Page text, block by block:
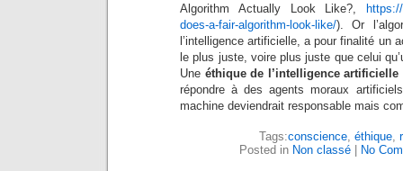
Algorithm Actually Look Like?,
does-a-fair-algorithm-look-like/). Or
l’intelligence artificielle, a pour finalité un
le plus juste, voire plus juste que celui
Une éthique de l’intelligence artificielle
répondre à des agents moraux
machine deviendrait responsable mais
Tags:conscience, éthique,
Posted in Non classé| No